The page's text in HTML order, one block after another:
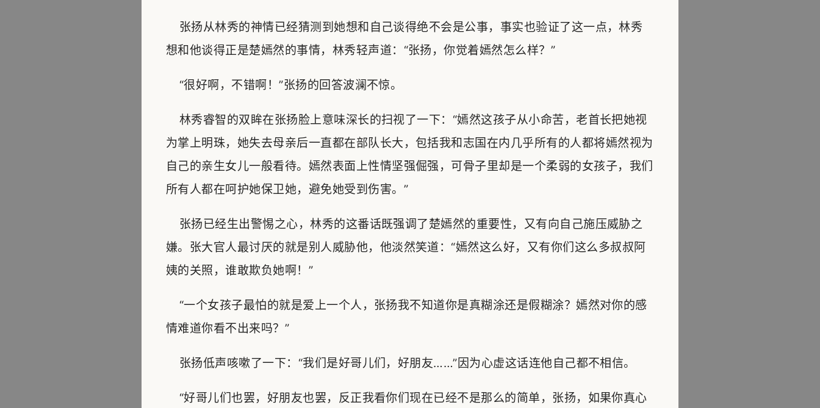
张扬从林秀的神情已经猜测到她想和自己谈得绝不会是公事，事实也验证了这一点，林秀
想和他谈得正是楚嫣然的事情，林秀轻声道：“张扬，你觉着嫣然怎么样？”
“很好啊，不错啊！”张扬的回答波澜不惊。
林秀睿智的双眸在张扬脸上意味深长的扫视了一下：“嫣然这孩子从小命苦，老首长把她视
为掌上明珠，她失去母亲后一直都在部队长大，包括我和志国在内几乎所有的人都将嫣然视为
自己的亲生女儿一般看待。嫣然表面上性情坚强倔强，可骨子里却是一个柔弱的女孩子，我们
所有人都在呵护她保卫她，避免她受到伤害。”
张扬已经生出警惕之心，林秀的这番话既强调了楚嫣然的重要性，又有向自己施压威胁之
嫌。张大官人最讨厌的就是别人威胁他，他淡然笑道：“嫣然这么好，又有你们这么多叔叔阿
姨的关照，谁敢欺负她啊！”
“一个女孩子最怕的就是爱上一个人，张扬我不知道你是真糊涂还是假糊涂？嫣然对你的感
情难道你看不出来吗？”
张扬低声咳嗽了一下：“我们是好哥儿们，好朋友……”因为心虚这话连他自己都不相信。
“好哥儿们也罢，好朋友也罢，反正我看你们现在已经不是那么的简单，张扬，如果你真心